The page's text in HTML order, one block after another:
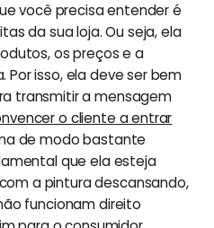
você precisa entender é
da sua loja. Ou seja, ela
os preços e a
isso, ela deve ser bem
transmitir a mensagem
o cliente a entrar
de modo bastante
que ela esteja
a pintura descansando,
funcionam direito